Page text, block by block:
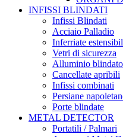
INFISSI BLINDATI
Infissi Blindati
Acciaio Palladio
Inferriate
Vetri di sicurezza
Alluminio blindato
Cancellate apribili
Infissi combinati
Persiane
Porte blindate
METAL DETECTOR
Portatili / Palmari